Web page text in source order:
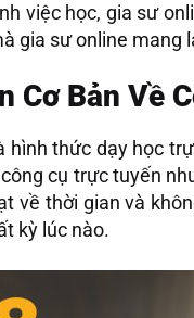
việc học, gia sư
gia sư online mang
Cơ Bản Về
hình thức dạy học
cụ trực tuyến
về thời gian và
kỳ lúc nào.